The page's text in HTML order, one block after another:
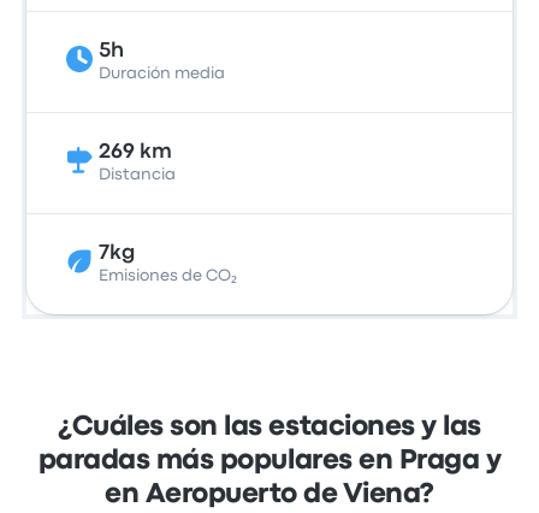
5h
Duración media
269 km
Distancia
7kg
Emisiones de CO₂
¿Cuáles son las estaciones y las
paradas más populares en Praga y
en Aeropuerto de Viena?